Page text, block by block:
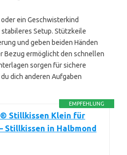
ein Geschwisterkind
Setup. Stützkeile
und geben beiden Händen
Bezug ermöglicht den schnellen
sorgen für sichere
dich anderen Aufgaben
EMPFEHLUNG
Stillkissen Klein für
Stillkissen in Halbmond